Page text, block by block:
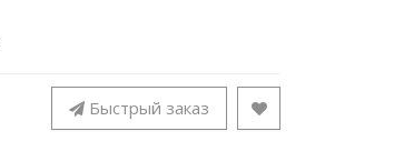
Быстрый заказ